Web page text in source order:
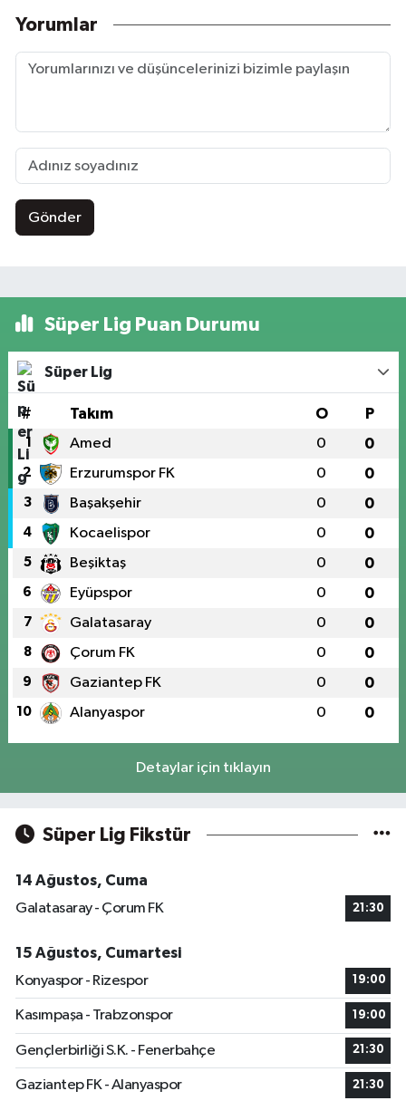
Yorumlar
Gönder
Süper Lig Puan Durumu
Süper Lig
# Takım O P
1 Amed 0 0
2 Erzurumspor FK 0 0
3 Başakşehir 0 0
4 Kocaelispor 0 0
5 Beşiktaş 0 0
6 Eyüpspor 0 0
7 Galatasaray 0 0
8 Çorum FK 0 0
9 Gaziantep FK 0 0
10 Alanyaspor 0 0
Detaylar için tıklayın
Süper Lig Fikstür
14 Ağustos, Cuma
Galatasaray - Çorum FK
21:30
15 Ağustos, Cumartesi
Konyaspor - Rizespor
19:00
Kasımpaşa - Trabzonspor 19:00
Gençlerbirliği S.K. - Fenerbahçe 21:30
Gaziantep FK - Alanyaspor 21:30